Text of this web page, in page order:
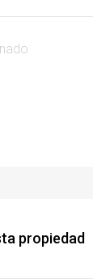
propiedad